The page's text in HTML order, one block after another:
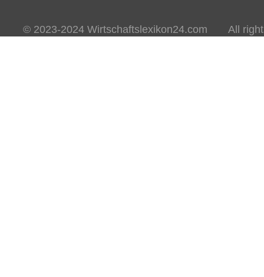
© 2023-2024 Wirtschaftslexikon24.com All